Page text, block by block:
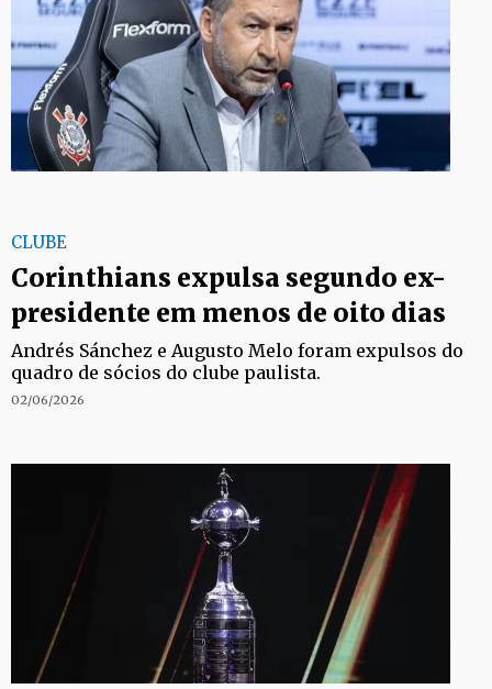
CLUBE
Corinthians expulsa segundo ex-
presidente em menos de oito dias
Andrés Sánchez e Augusto Melo foram expulsos do
quadro de sócios do clube paulista.
02/06/2026